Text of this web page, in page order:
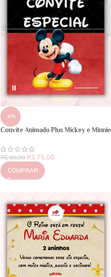
-6%
Convite Animado Plus Mickey e Minnie
R$80,00 R$ 75,00
COMPRAR